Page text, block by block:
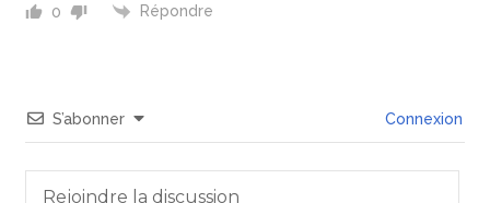
S’abonner Connexion
0 Répondre